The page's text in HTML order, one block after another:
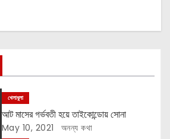
খেলাধুলা
আট মাসের গর্ভবতী হয়ে তাইকোন্ডোয় সোনা
May 10, 2021 অনন্য কথা